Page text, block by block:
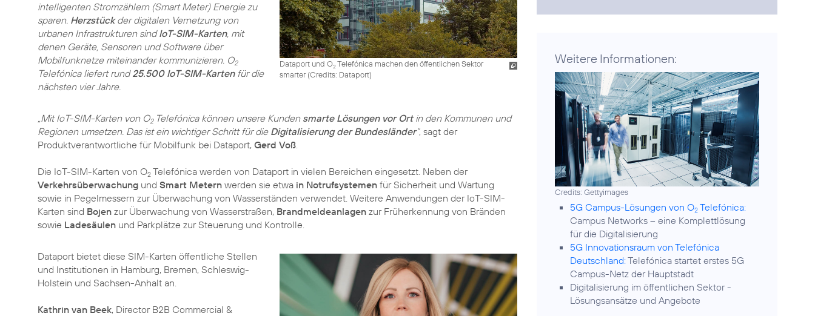
Dataport und O2Telefónica machen den öffentlichen Sektor
smarter (Credits: Dataport)
intelligenten Stromzählern (Smart Meter) Energie zu
sparen. Herzstückder digitalen Vernetzung von
urbanen Infrastrukturen sindIoT-SIM-Karten, mit
denen Geräte, Sensoren und Software über
Mobilfunknetze miteinander kommunizieren. O2
Telefónica liefert rund25.500 IoT-SIM-Kartenfür die
nächsten vier Jahre.
„Mit IoT-SIM-Karten von O2Telefónica können unsere Kunden smarte Lösungen vor Ortin den Kommunen und
Regionen umsetzen. Das ist ein wichtiger Schritt für die Digitalisierung der Bundesländer“, sagt der
Produktverantwortliche für Mobilfunk bei Dataport, Gerd Voß.
Die IoT-SIM-Karten von O2 Telefónica werden von Dataport in vielen Bereichen eingesetzt. Neben der
Verkehrsüberwachung und Smart Metern werden sie etwa in Notrufsystemen für Sicherheit und Wartung
sowie in Pegelmessern zur Überwachung von Wasserständen verwendet. Weitere Anwendungen der IoT-SIM-
Karten sind Bojen zur Überwachung von Wasserstraßen, Brandmeldeanlagen zur Früherkennung von Bränden
sowie Ladesäulen und Parkplätze zur Steuerung und Kontrolle.
Dataport bietet diese SIM-Karten öffentliche Stellen
und Institutionen in Hamburg, Bremen, Schleswig-
Holstein und Sachsen-Anhalt an.
Kathrin van Beek, Director B2B Commercial &
Weitere Informationen:
Credits: Gettyimages
5G Campus-Lösungen von O2 Telefónica:
Campus Networks – eine Komplettlösung
für die Digitalisierung
5G Innovationsraum von Telefónica
Deutschland:Telefónica startet erstes 5G
Campus-Netz der Hauptstadt
Digitalisierung im öffentlichen Sektor-
Lösungsansätze und Angebote